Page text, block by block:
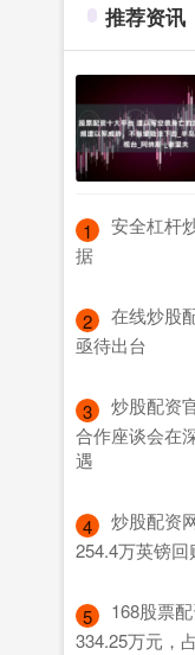
推荐资讯
1
安全杠杆
据
2
在线炒股
亟待出台
3
炒股配资
合作座谈会在
遇
4
炒股配资
254.4万英镑回
5
​168股票
334.25万元，